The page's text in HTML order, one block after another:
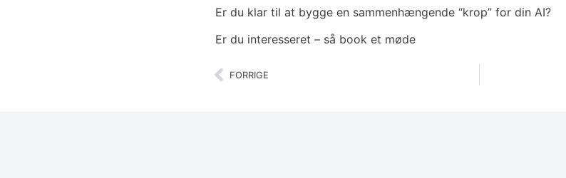
Er du klar til at bygge en sammenhængende “krop” for din AI?
Er du interesseret – så book et møde
FORRIGE